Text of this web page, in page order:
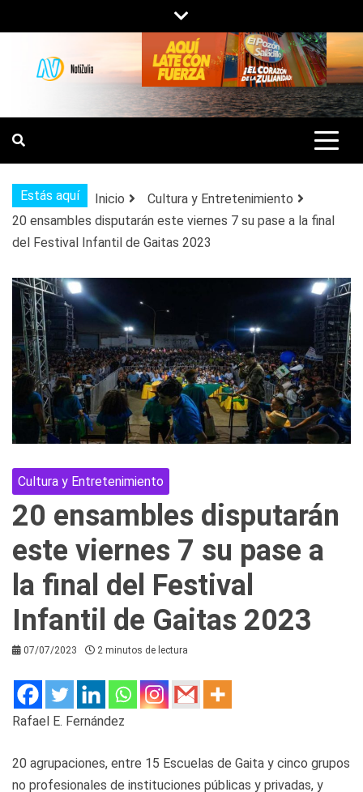
al
contenido
NOTIZULIA
NOTICIAS DEL ZULIA, VENEZUELA Y
DE INTERÉS GENERAL.
Estás aquí Inicio
Cultura y Entretenimiento
20 ensambles disputarán este viernes 7 su pase a la final
del Festival Infantil de Gaitas 2023
Cultura y Entretenimiento
20 ensambles disputarán
este viernes 7 su pase a
la final del Festival
Infantil de Gaitas 2023
07/07/2023 2 minutos de lectura
Rafael E. Fernández
20 agrupaciones, entre 15 Escuelas de Gaita y cinco grupos
no profesionales de instituciones públicas y privadas, y